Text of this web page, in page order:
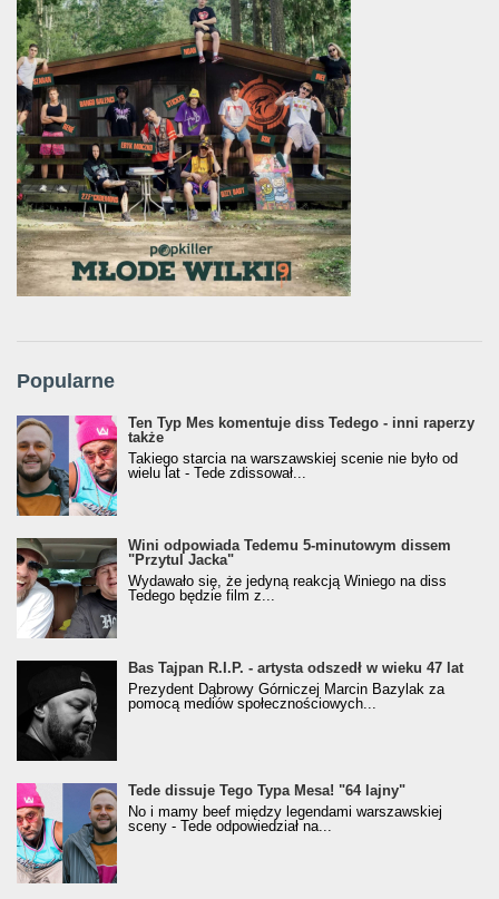
Popularne
Ten Typ Mes komentuje diss Tedego - inni raperzy
także
Takiego starcia na warszawskiej scenie nie było od
wielu lat - Tede zdissował...
Wini odpowiada Tedemu 5-minutowym dissem
"Przytul Jacka"
Wydawało się, że jedyną reakcją Winiego na diss
Tedego będzie film z...
Bas Tajpan R.I.P. - artysta odszedł w wieku 47 lat
Prezydent Dąbrowy Górniczej Marcin Bazylak za
pomocą mediów społecznościowych...
Tede dissuje Tego Typa Mesa! "64 lajny"
No i mamy beef między legendami warszawskiej
sceny - Tede odpowiedział na...